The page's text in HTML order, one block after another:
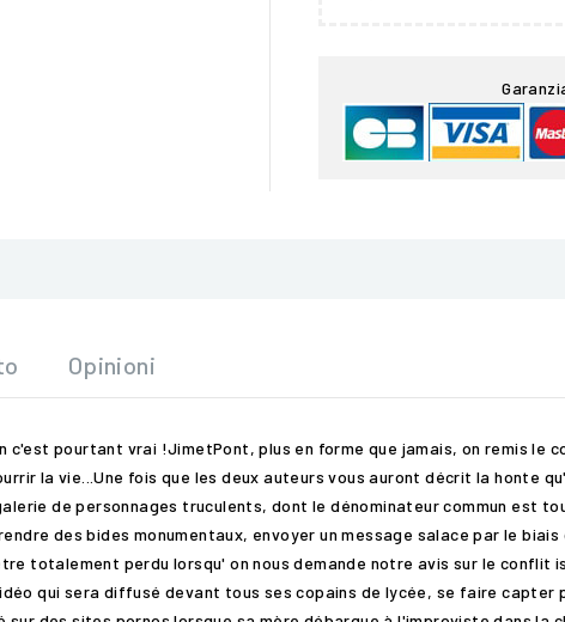
Opinioni
c'est pourtant vrai !JimetPont, plus en forme que jamais, on remis le
la vie...Une fois que les deux auteurs vous auront décrit la honte
de personnages truculents, dont le dénominateur commun est
des bides monumentaux, envoyer un message salace par le
totalement perdu lorsqu' on nous demande notre avis sur le
qui sera diffusé devant tous ses copains de lycée, se faire capter